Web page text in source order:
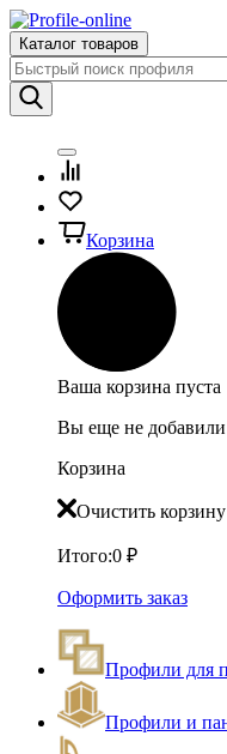
Каталог товаров
Корзина
Ваша корзина пуста
Вы еще не
Корзина
Очистить корзину
Итого:0 ₽
Оформить заказ
Профили для
Профили и